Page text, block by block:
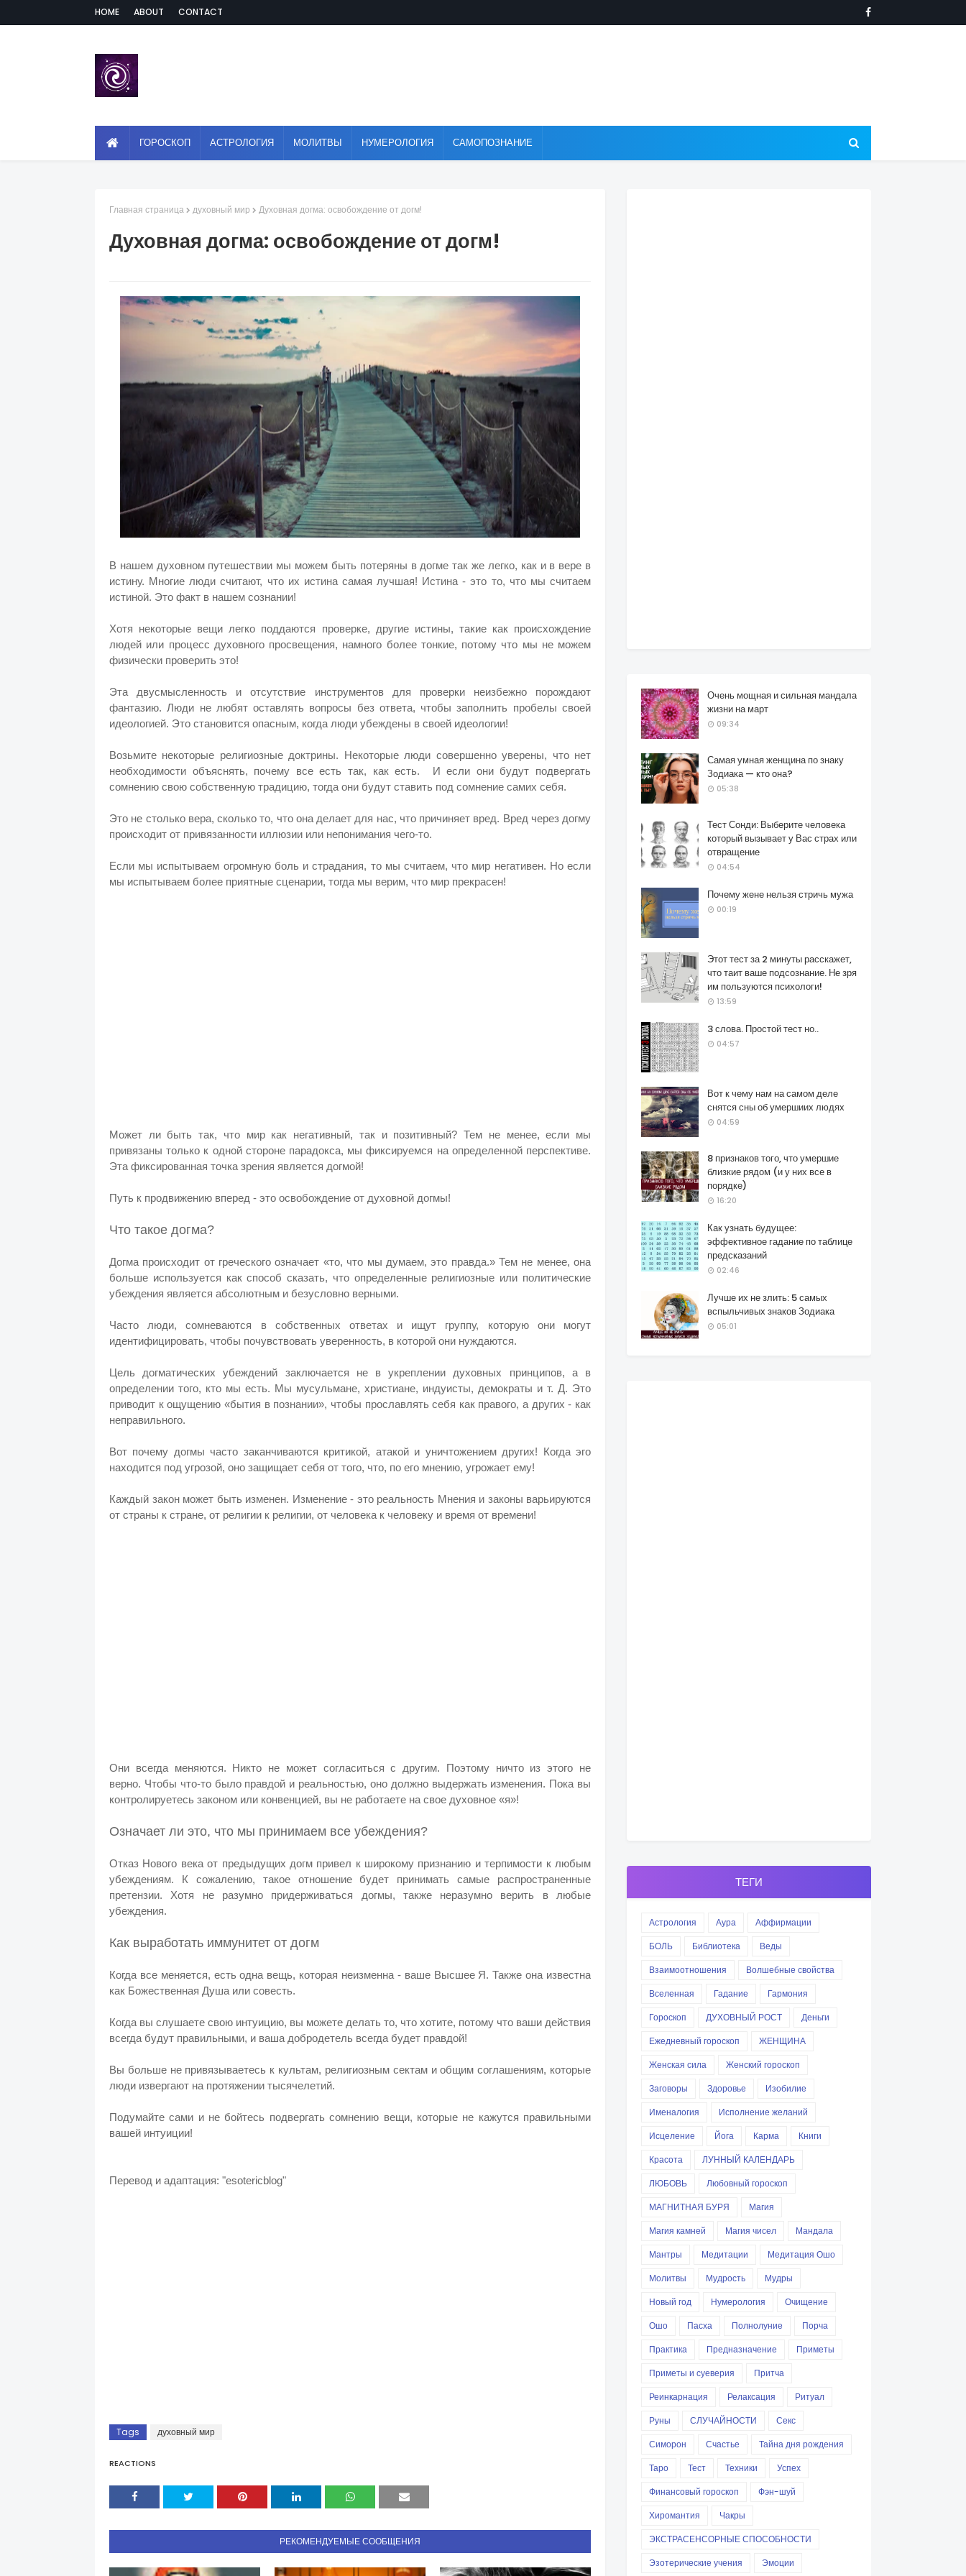
HOME ABOUT CONTACT
ГОРОСКОП АСТРОЛОГИЯ МОЛИТВЫ НУМЕРОЛОГИЯ САМОПОЗНАНИЕ
Главная страница духовный мир Духовная догма: освобождение от догм!
Духовная догма: освобождение от догм!
В нашем духовном путешествии мы можем быть потеряны в догме так же легко, как и в вере в
истину. Многие люди считают, что их истина самая лучшая! Истина - это то, что мы считаем
истиной. Это факт в нашем сознании!
Хотя некоторые вещи легко поддаются проверке, другие истины, такие как происхождение
людей или процесс духовного просвещения, намного более тонкие, потому что мы не можем
физически проверить это!
Эта двусмысленность и отсутствие инструментов для проверки неизбежно порождают
фантазию. Люди не любят оставлять вопросы без ответа, чтобы заполнить пробелы своей
идеологией. Это становится опасным, когда люди убеждены в своей идеологии!
Возьмите некоторые религиозные доктрины. Некоторые люди совершенно уверены, что нет
необходимости объяснять, почему все есть так, как есть. И если они будут подвергать
сомнению свою собственную традицию, тогда они будут ставить под сомнение самих себя.
Это не столько вера, сколько то, что она делает для нас, что причиняет вред. Вред через догму
происходит от привязанности иллюзии или непонимания чего-то.
Если мы испытываем огромную боль и страдания, то мы считаем, что мир негативен. Но если
мы испытываем более приятные сценарии, тогда мы верим, что мир прекрасен!
Может ли быть так, что мир как негативный, так и позитивный? Тем не менее, если мы
привязаны только к одной стороне парадокса, мы фиксируемся на определенной перспективе.
Эта фиксированная точка зрения является догмой!
Путь к продвижению вперед - это освобождение от духовной догмы!
Что такое догма?
Догма происходит от греческого означает «то, что мы думаем, это правда.» Тем не менее, она
больше используется как способ сказать, что определенные религиозные или политические
убеждения является абсолютным и безусловно верными.
Часто люди, сомневаются в собственных ответах и ​​ищут группу, которую они могут
идентифицировать, чтобы почувствовать уверенность, в которой они нуждаются.
Цель догматических убеждений заключается не в укреплении духовных принципов, а в
определении того, кто мы есть. Мы мусульмане, христиане, индуисты, демократы и т. Д. Это
приводит к ощущению «бытия в познании», чтобы прославлять себя как правого, а других - как
неправильного.
Вот почему догмы часто заканчиваются критикой, атакой и уничтожением других! Когда эго
находится под угрозой, оно защищает себя от того, что, по его мнению, угрожает ему!
Каждый закон может быть изменен. Изменение - это реальность Мнения и законы варьируются
от страны к стране, от религии к религии, от человека к человеку и время от времени!
Они всегда меняются. Никто не может согласиться с другим. Поэтому ничто из этого не
верно. Чтобы что-то было правдой и реальностью, оно должно выдержать изменения. Пока вы
контролируетесь законом или конвенцией, вы не работаете на свое духовное «я»!
Означает ли это, что мы принимаем все убеждения?
Отказ Нового века от предыдущих догм привел к широкому признанию и терпимости к любым
убеждениям. К сожалению, такое отношение будет принимать самые распространенные
претензии. Хотя не разумно придерживаться догмы, также неразумно верить в любые
убеждения.
Как выработать иммунитет от догм
Когда все меняется, есть одна вещь, которая неизменна - ваше Высшее Я.Также она известна
как Божественная Душа или совесть.
Когда вы слушаете свою интуицию, вы можете делать то, что хотите, потому что ваши действия
всегда будут правильными, и ваша добродетель всегда будет правдой!
Вы больше не привязываетесь к культам, религиозным сектам и общим соглашениям, которые
люди извергают на протяжении тысячелетий.
Подумайте сами и не бойтесь подвергать сомнению вещи, которые не кажутся правильными
вашей интуиции!
Перевод и адаптация: "esotericblog"
Tags духовный мир
REACTIONS
РЕКОМЕНДУЕМЫЕ СООБЩЕНИЯ
Очень мощная и сильная мандала
жизни на март
09:34
Самая умная женщина по знаку
Зодиака — кто она?
05:38
Тест Сонди: Выберите человека
который вызывает у Вас страх или
отвращение
04:54
Почему жене нельзя стричь мужа
00:19
Этот тест за 2 минуты расскажет,
что таит ваше подсознание. Не зря
им пользуются психологи!
13:59
3 слова. Простой тест но..
04:57
Вот к чему нам на самом деле
снятся сны об умершиих людях
04:59
8 признаков того, что умершие
близкие рядом (и у них все в
порядке)
16:20
Как узнать будущее:
эффективное гадание по таблице
предсказаний
02:46
Лучше их не злить: 5 самых
вспыльчивых знаков Зодиака
05:01
ТЕГИ
Астрология Аура
Аффирмации
БОЛЬ
Библиотека
Веды
Взаимоотношения
Волшебные свойства
Вселенная
Гадание
Гармония
Гороскоп
ДУХОВНЫЙ РОСТ
Деньги
Ежедневный гороскоп
ЖЕНЩИНА
Женская сила
Женский гороскоп
Заговоры
Здоровье
Изобилие
Именалогия
Исполнение желаний
Исцеление
Йога Карма
Книги
Красота
ЛУННЫЙ КАЛЕНДАРЬ
ЛЮБОВЬ
Любовный гороскоп
МАГНИТНАЯ БУРЯ
Магия
Магия камней
Магия чисел
Мандала
Мантры
Медитации
Медитация Ошо
Молитвы
Мудрость
Мудры
Новый год
Нумерология
Очищение
Ошо
Пасха Полнолуние
Порча
Практика
Предназначение
Приметы
Приметы и суеверия
Притча
Реинкарнация
Релаксация
Ритуал
Руны
СЛУЧАЙНОСТИ
Секс
Симорон
Счастье
Тайна дня рождения
Таро
Тест Техники
Успех
Финансовый гороскоп
Фэн-шуй
Хиромантия
Чакры
ЭКСТРАСЕНСОРНЫЕ СПОСОБНОСТИ
Эзотерические учения
Эмоции